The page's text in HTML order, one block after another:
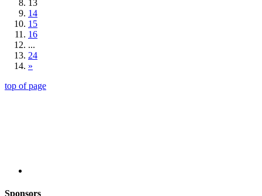
13
14
15
16
...
24
»
top of page
Sponsors